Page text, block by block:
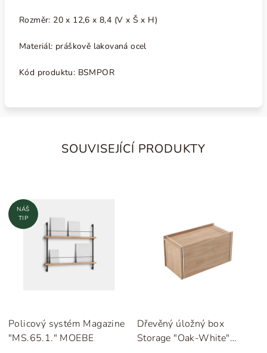
Rozměr: 20 x 12,6 x 8,4 (V x Š x H)
Materiál: práškově lakovaná ocel
Kód produktu: BSMPOR
SOUVISEJÍCÍ PRODUKTY
NÁŠ
TIP
Policový systém Magazine
"MS.65.1." MOEBE
Dřevěný úložný box
Storage "Oak-White"